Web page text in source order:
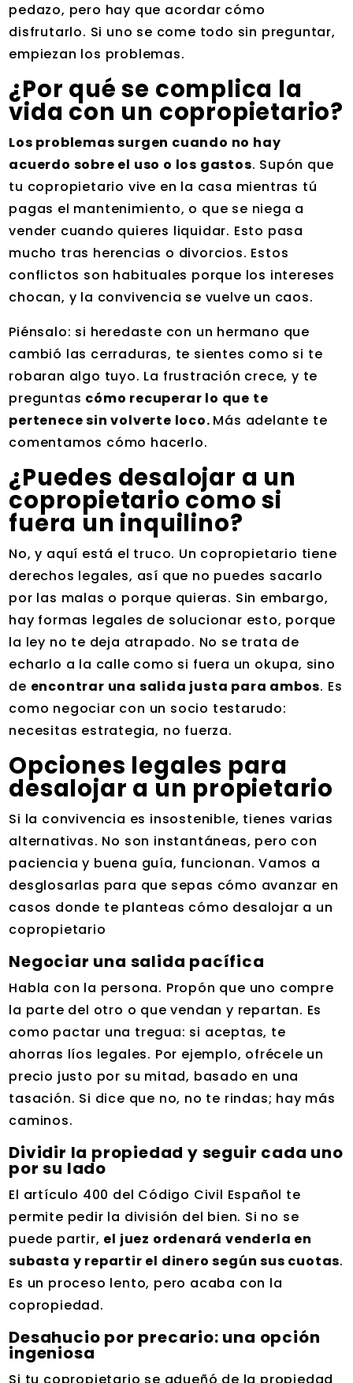
pedazo, pero hay que acordar cómo
disfrutarlo. Si uno se come todo sin preguntar,
empiezan los problemas.
¿Por qué se complica la
vida con un copropietario?
Los problemas surgen cuando no hay
acuerdo sobre el uso o los gastos. Supón que
tu copropietario vive en la casa mientras tú
pagas el mantenimiento, o que se niega a
vender cuando quieres liquidar. Esto pasa
mucho tras herencias o divorcios. Estos
conflictos son habituales porque los intereses
chocan, y la convivencia se vuelve un caos.
Piénsalo: si heredaste con un hermano que
cambió las cerraduras, te sientes como si te
robaran algo tuyo. La frustración crece, y te
preguntas cómo recuperar lo que te
pertenece sin volverte loco. Más adelante te
comentamos cómo hacerlo.
¿Puedes desalojar a un
copropietario como si
fuera un inquilino?
No, y aquí está el truco. Un copropietario tiene
derechos legales, así que no puedes sacarlo
por las malas o porque quieras. Sin embargo,
hay formas legales de solucionar esto, porque
la ley no te deja atrapado. No se trata de
echarlo a la calle como si fuera un okupa, sino
de encontrar una salida justa para ambos. Es
como negociar con un socio testarudo:
necesitas estrategia, no fuerza.
Opciones legales para
desalojar a un propietario
Si la convivencia es insostenible, tienes varias
alternativas. No son instantáneas, pero con
paciencia y buena guía, funcionan. Vamos a
desglosarlas para que sepas cómo avanzar en
casos donde te planteas cómo desalojar a un
copropietario
Negociar una salida pacífica
Habla con la persona. Propón que uno compre
la parte del otro o que vendan y repartan. Es
como pactar una tregua: si aceptas, te
ahorras líos legales. Por ejemplo, ofrécele un
precio justo por su mitad, basado en una
tasación. Si dice que no, no te rindas; hay más
caminos.
Dividir la propiedad y seguir cada uno
por su lado
El artículo 400 del Código Civil Español te
permite pedir la división del bien. Si no se
puede partir, el juez ordenará venderla en
subasta y repartir el dinero según sus cuotas.
Es un proceso lento, pero acaba con la
copropiedad.
Desahucio por precario: una opción
ingeniosa